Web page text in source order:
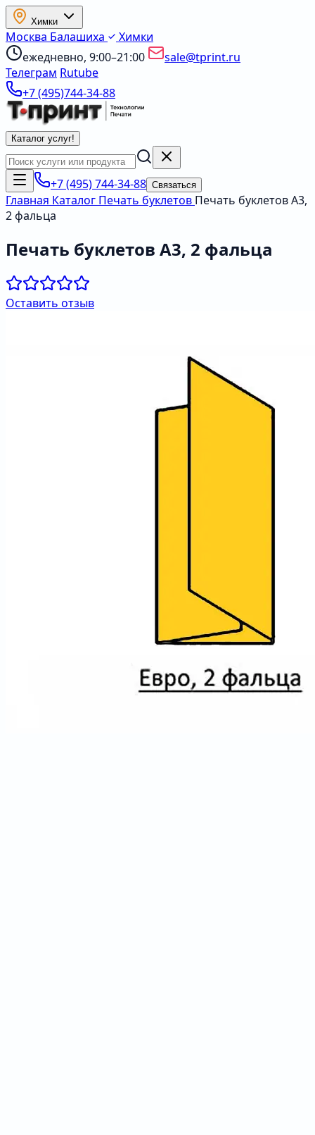
Химки
Москва Балашиха
Химки
ежедневно, 9:00–21:00
sale@tprint.ru
Телеграм Rutube
+7 (495)744-34-88
Каталог услуг!
+7 (495) 744-34-88 Связаться
Главная Каталог Печать буклетов Печать буклетов А3,
2 фальца
Печать буклетов А3, 2 фальца
Оставить отзыв